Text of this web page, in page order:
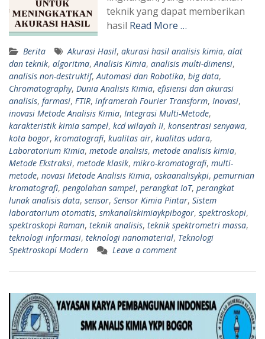
teknik yang dapat memberikan
hasil Read More …
Berita Akurasi Hasil, akurasi hasil analisis kimia, alat
dan teknik, algoritma, Analisis Kimia, analisis multi-dimensi,
analisis non-destruktif, Automasi dan Robotika, big data,
Chromatography, Dunia Analisis Kimia, efisiensi dan akurasi
analisis, farmasi, FTIR, inframerah Fourier Transform, Inovasi,
inovasi Metode Analisis Kimia, Integrasi Multi-Metode,
karakteristik kimia sampel, kcd wilayah II, konsentrasi senyawa,
kota bogor, kromatografi, kualitas air, kualitas udara,
Laboratorium Kimia, metode analisis, metode analisis kimia,
Metode Ekstraksi, metode klasik, mikro-kromatografi, multi-
metode, novasi Metode Analisis Kimia, oskaanalisykpi, pemurnian
kromatografi, pengolahan sampel, perangkat IoT, perangkat
lunak analisis data, sensor, Sensor Kimia Pintar, Sistem
laboratorium otomatis, smkanaliskimiaykpibogor, spektroskopi,
spektroskopi Raman, teknik analisis, teknik spektrometri massa,
teknologi informasi, teknologi nanomaterial, Teknologi
Spektroskopi Modern
Leave a comment